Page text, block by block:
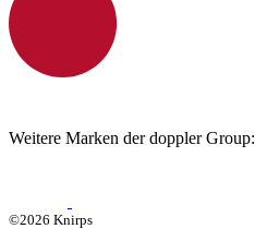
Weitere Marken der doppler Group:
©2026 Knirps